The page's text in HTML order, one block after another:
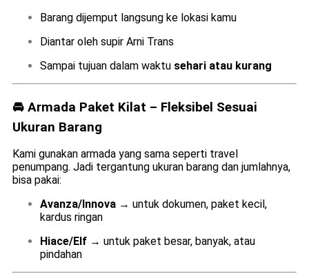
Barang dijemput langsung ke lokasi kamu
Diantar oleh supir Arni Trans
Sampai tujuan dalam waktu sehari atau kurang
🚘 Armada Paket Kilat – Fleksibel Sesuai
Ukuran Barang
Kami gunakan armada yang sama seperti travel
penumpang. Jadi tergantung ukuran barang dan jumlahnya,
bisa pakai:
Avanza/Innova → untuk dokumen, paket kecil,
kardus ringan
Hiace/Elf → untuk paket besar, banyak, atau
pindahan